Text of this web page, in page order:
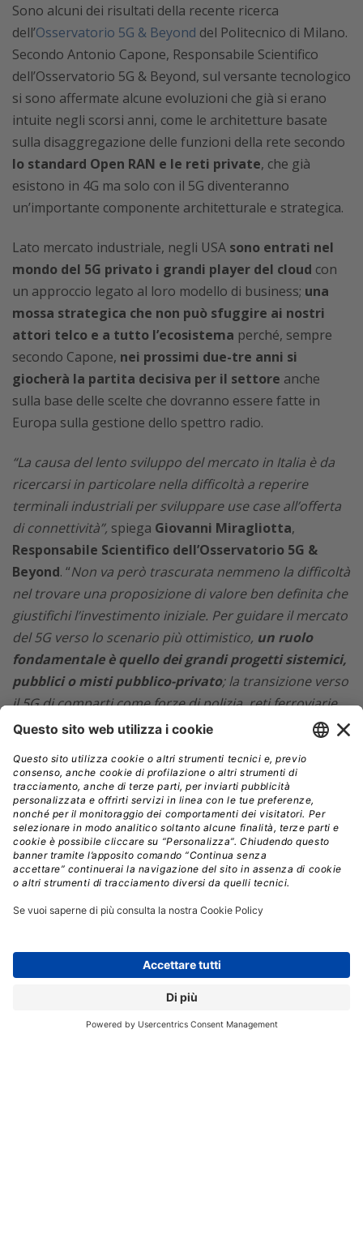
Sono alcuni dei risultati della recente ricerca
dell’Osservatorio 5G & Beyond del Politecnico di Milano.
Secondo Antonio Capone, Responsabile Scientifico
dell’Osservatorio 5G & Beyond, sul versante tecnologico
si sono affermate alcune evoluzioni che già si erano
intuite negli scorsi anni, come le architetture basate
sulla disaggregazione delle funzioni della rete secondo
lo standard Open RAN e le reti private, che già
esistono in 4G ma solo con il 5G diventeranno
un’importante componente architetturale e strategica.
Lato mercato industriale, negli USA sono entrati nel
mondo del 5G privato i grandi player del cloud con
un approccio legato al loro modello di business; una
mossa strategica che non può sfuggire ai nostri
attori telco e a tutto l’ecosistema perché, sempre
secondo Capone, nei prossimi due-tre anni si
giocherà la partita decisiva per il settore anche
sulla base delle scelte che dovranno essere fatte in
Europa sulla gestione dello spettro radio.
“La causa del lento sviluppo del mercato in Italia è da
ricercarsi in particolare nella difficoltà a reperire
terminali industriali per sviluppare use case all’offerta
di connettività”, spiega Giovanni Miragliotta,
Responsabile Scientifico dell’Osservatorio 5G &
Beyond. “Non va però trascurata nemmeno la difficoltà
nel trovare una proposizione di valore ben definita che
giustifichi l’investimento iniziale. Per guidare il mercato
del 5G verso lo scenario più ottimistico, un ruolo
fondamentale è quello dei grandi progetti sistemici,
pubblici o misti pubblico-privato; la transizione verso
il 5G di comparti come forze di polizia, reti ferroviarie,
utilities, città intelligenti può creare massa critica,
e accelerare la transizione da un mercato di
sperimentazioni ad un mercato di applicazioni”.
La copertura della rete
Secondo le analisi DESI 2022 e GSMA Intelligence,
in Italia copre tra il 96% il 99,7% della popolazione
secondo questi dati l’Italia è il paese con la maggiore
Questa fotografia considera, però, la copertura
ottenuta con il cosiddetto Dynamic Spectrum Sharing
consente a un operatore telefonico di
Considerando solo la copertura 5G Non Stand